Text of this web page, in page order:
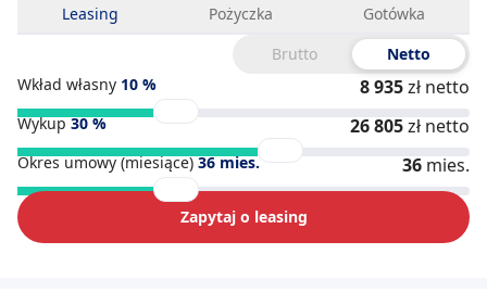
Leasing Pożyczka
Gotówka
Brutto
Netto
Wkład własny 10 % 8 935zł netto
Wykup30% 26 805zł netto
Okres umowy (miesiące)36mies. 36 mies.
Zapytaj o leasing